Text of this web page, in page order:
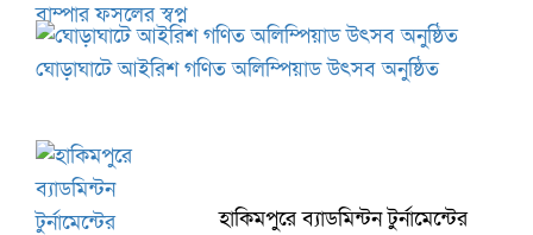
বাম্পার ফসলের স্বপ্ন
ঘোড়াঘাটে আইরিশ গণিত অলিম্পিয়াড উৎসব অনুষ্ঠিত
হাকিমপুরে ব্যাডমিন্টন টুর্নামেন্টের